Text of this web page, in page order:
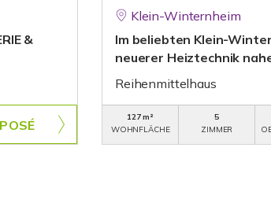
&
Klein-Winternheim
Im beliebten Klein-
neuerer Heiztechnik
Reihenmittelhaus
127 m²
WOHNFLÄCHE
5
ZIMMER